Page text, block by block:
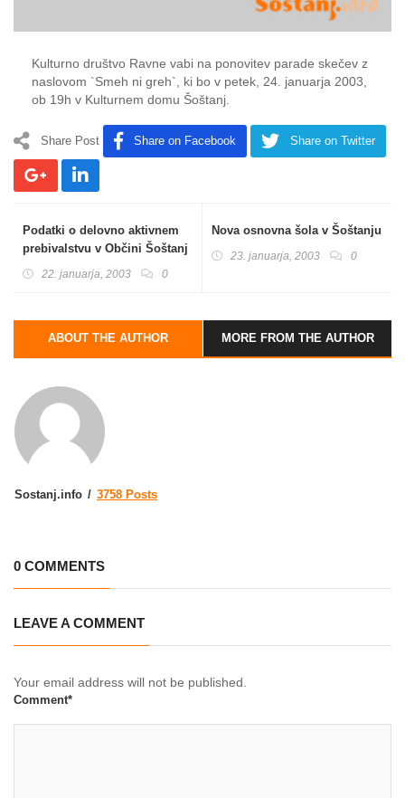
Kulturno društvo Ravne vabi na ponovitev parade skečev z
naslovom `Smeh ni greh`, ki bo v petek, 24. januarja 2003,
ob 19h v Kulturnem domu Šoštanj.
Share Post Share on Facebook Share on Twitter
Podatki o delovno aktivnem
prebivalstvu v Občini Šoštanj
za mesec november 2002
22. januarja, 2003 0
Nova osnovna šola v Šoštanju
23. januarja, 2003 0
ABOUT THE AUTHOR MORE FROM THE AUTHOR
Sostanj.info 3758 Posts
0 COMMENTS
LEAVE A COMMENT
Your email address will not be published.
Comment*